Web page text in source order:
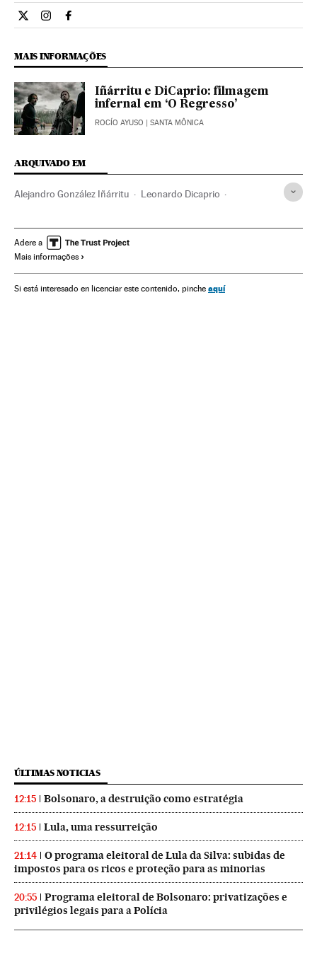
Cultura El País Brasil en Twitter
Cultura El País Brasil en Instagram
Cultura El País Brasil en Facebook
MAIS INFORMAÇÕES
Iñárritu e DiCaprio: filmagem
infernal em ‘O Regresso’
ROCÍO AYUSO | SANTA MÔNICA
ARQUIVADO EM
Alejandro González Iñárritu Leonardo Dicaprio
Prêmios cinema Filmes
América do Norte
América
Adere a
Mais informações
Si está interesado en licenciar este contenido, pinche aquí
ÚLTIMAS NOTICIAS
12:15 Bolsonaro, a destruição como estratégia
12:15 Lula, uma ressurreição
21:14
O programa eleitoral de Lula da Silva: subidas de
impostos para os ricos e proteção para as minorias
20:55
Programa eleitoral de Bolsonaro: privatizações e
privilégios legais para a Polícia